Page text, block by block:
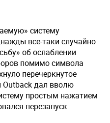
систему
все-таки случайно
об ослаблении
помимо символа
перечеркнутое
Outback дал вволю
простым нажатием
перезапуск